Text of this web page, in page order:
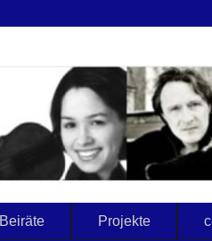
Beiräte Projekte